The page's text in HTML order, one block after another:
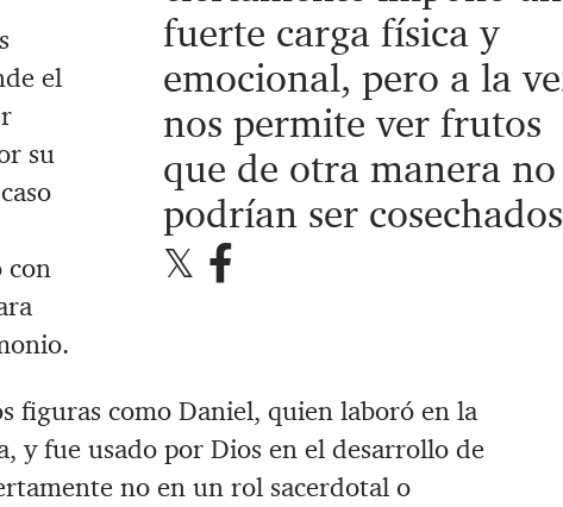
fuerte carga física y
emocional, pero a la
nos permite ver frutos
que de otra manera no
podrían ser
el
su
con
figuras como Daniel, quien laboró en la
y fue usado por Dios en el desarrollo de
no en un rol sacerdotal o